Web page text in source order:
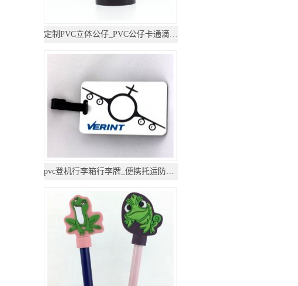
定制PVC立体公仔_PVC公仔卡通滴胶摆件
pvc登机行李箱行李牌_便携托运防丢挂件